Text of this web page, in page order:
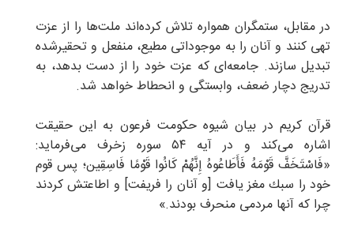
در مقابل، ستمگران همواره تلاش کرده‌اند ملت‌ها را از عزت
تهی کنند و آنان را به موجوداتی مطیع، منفعل و تحقیرشده
تبدیل سازند. جامعه‌ای که عزت خود را از دست بدهد، به
تدریج دچار ضعف، وابستگی و انحطاط خواهد شد.
قرآن کریم در بیان شیوه حکومت فرعون به این حقیقت
اشاره می‌کند و در آیه ۵۴ سوره زخرف می‌فرماید:
«فَاسْتَخَفَّ قَوْمَهُ فَأَطَاعُوهُ إِنَّهُمْ كَانُوا قَوْمًا فَاسِقِين؛ پس قوم
خود را سبك‏ مغز يافت [و آنان را فريفت] و اطاعتش كردند
چرا كه آنها مردمى منحرف بودند.»